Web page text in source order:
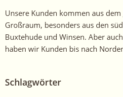
Unsere Kunden kommen aus
Großraum, besonders aus den
Buxtehude und Winsen. Aber
haben wir Kunden bis nach
Schlagwörter